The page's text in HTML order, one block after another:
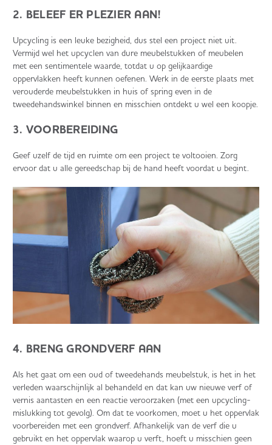
2. BELEEF ER PLEZIER AAN!
Upcycling is een leuke bezigheid, dus stel een project niet uit.
Vermijd wel het upcyclen van dure meubelstukken of meubelen
met een sentimentele waarde, totdat u op gelijkaardige
oppervlakken heeft kunnen oefenen. Werk in de eerste plaats met
verouderde meubelstukken in huis of spring even in de
tweedehandswinkel binnen en misschien ontdekt u wel een koopje.
3. VOORBEREIDING
Geef uzelf de tijd en ruimte om een project te voltooien. Zorg
ervoor dat u alle gereedschap bij de hand heeft voordat u begint.
4. BRENG GRONDVERF AAN
Als het gaat om een oud of tweedehands meubelstuk, is het in het
verleden waarschijnlijk al behandeld en dat kan uw nieuwe verf of
vernis aantasten en een reactie veroorzaken (met een upcycling-
mislukking tot gevolg). Om dat te voorkomen, moet u het oppervlak
voorbereiden met een grondverf. Afhankelijk van de verf die u
gebruikt en het oppervlak waarop u verft, hoeft u misschien geen